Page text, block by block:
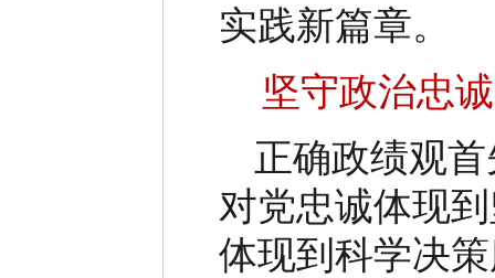
实践新篇章。
坚守政治忠
正确政绩观
对党忠诚体现
体现到科学决